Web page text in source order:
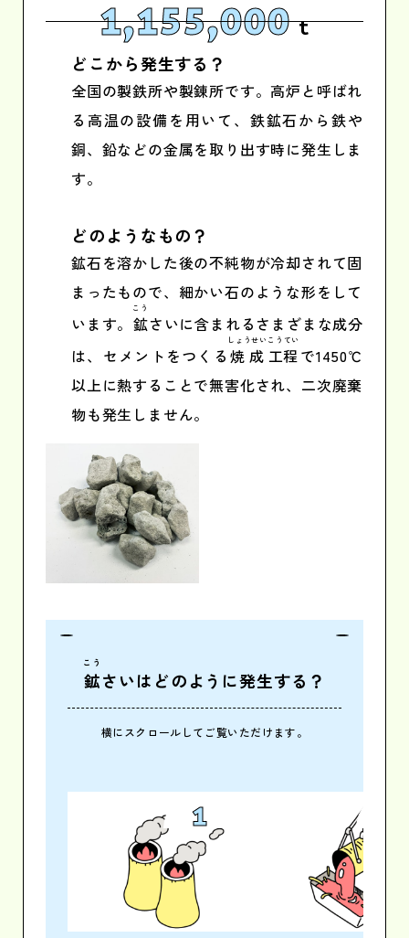
1,155,000 t
どこから発生する？
全国の製鉄所や製錬所です。高炉と呼ばれ
る高温の設備を用いて、鉄鉱石から鉄や
銅、鉛などの金属を取り出す時に発生しま
す。
どのようなもの？
鉱石を溶かした後の不純物が冷却されて固
まったもので、細かい石のような形をして
います。 鉱
こう
さいに含まれるさまざまな成分
は、セメントをつくる 焼成
しょうせい
工程
こうてい
で1450℃
以上に熱することで無害化され、二次廃棄
物も発生しません。
鉱
こう
さいはどのように発生する？
横にスクロールしてご覧いただけます。
1